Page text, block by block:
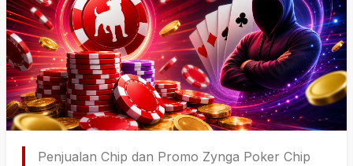
Penjualan Chip dan Promo Zynga Poker Chip